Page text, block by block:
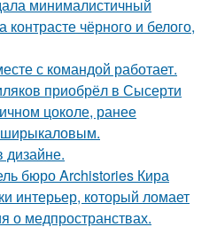
минималистичный
чёрного и белого,
с командой работает.
приобрёл в Сысерти
цоколе, ранее
дизайне.
бюро Archistories Кира
интерьер, который ломает
о медпространствах.